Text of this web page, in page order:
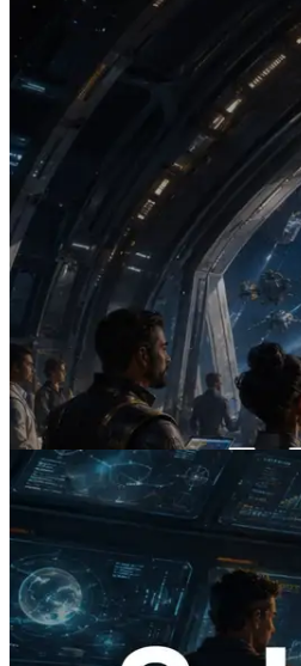
2026.07.04
ERPC startet x402-
Der Beginn einer Ära,
APIs bei Bedarf
Lesen Sie diesen Artikel